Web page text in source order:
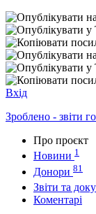
Вхід
Зроблено - звіти
Про проєкт
Новини 1
Донори 81
Звіти та
Коментарі